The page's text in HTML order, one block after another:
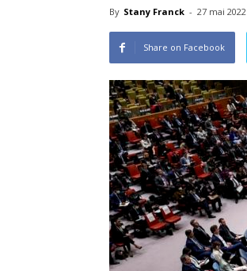
By Stany Franck - 27 mai 2022
Share on Facebook